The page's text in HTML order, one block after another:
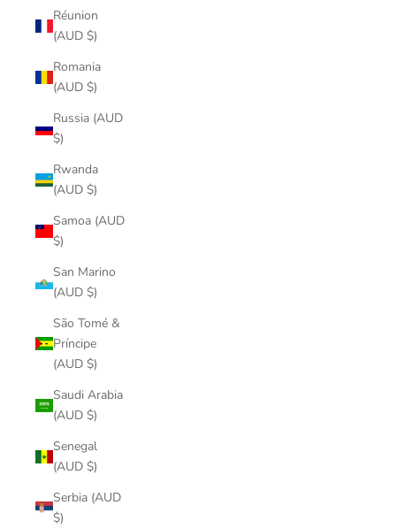
Réunion
(AUD $)
Romania
(AUD $)
Russia (AUD
$)
Rwanda
(AUD $)
Samoa (AUD
$)
San Marino
(AUD $)
São Tomé &
Príncipe
(AUD $)
Saudi Arabia
(AUD $)
Senegal
(AUD $)
Serbia (AUD
$)